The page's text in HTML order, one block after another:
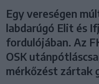
Egy vereségen
labdarúgó Elit és
fordulójában. Az
OSK
mérkőzést zártak